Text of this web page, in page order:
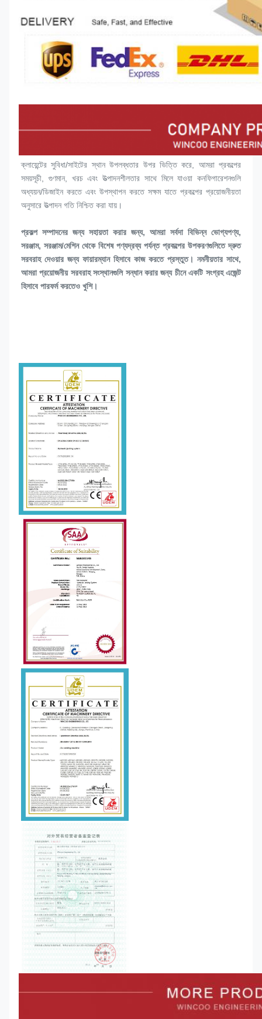
ক্লায়েন্টের সুবিধা/সাইটের স্থান উপলব্ধতার উপর ভিত্তি করে, আমরা প্রকল্পের
সময়সূচী, গুণমান, খরচ এবং উত্পাদনশীলতার সাথে মিলে যাওয়া কনফিগারেশনগুলি
অধ্যয়ন/ডিজাইন করতে এবং উপস্থাপন করতে সক্ষম যাতে প্রকল্পের প্রয়োজনীয়তা
অনুসারে উত্পাদন গতি নিশ্চিত করা যায়।
প্রকল্প সম্পাদনের জন্য সহায়তা করার জন্য, আমরা সর্বদা বিভিন্ন ভোগ্যপণ্য,
সরঞ্জাম, সরঞ্জাম/মেশিন থেকে বিশেষ পণ্যদ্রব্য পর্যন্ত প্রকল্পের উপকরণগুলিতে দ্রুত
সরবরাহ দেওয়ার জন্য ফায়ারম্যান হিসাবে কাজ করতে প্রস্তুত। নমনীয়তার সাথে,
আমরা প্রয়োজনীয় সরবরাহ সংস্থানগুলি সন্ধান করার জন্য চীনে একটি সংগ্রহ এজেন্ট
হিসাবে পারফর্ম করতেও খুশি।